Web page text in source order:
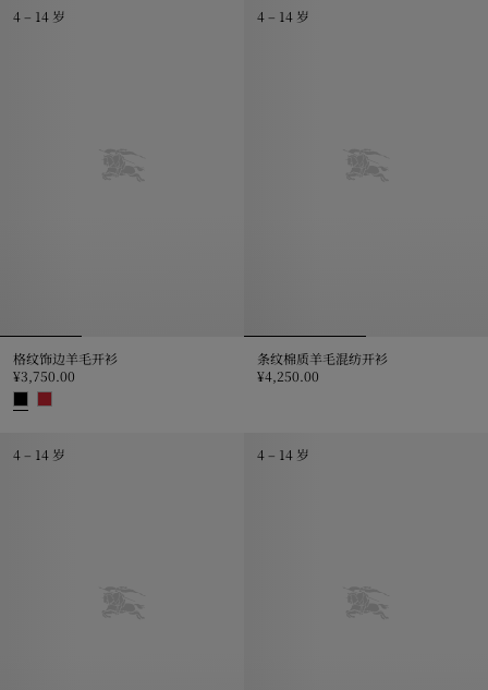
4 – 14 岁
格纹饰边羊毛开衫
¥3,750.00
4 – 14 岁
条纹棉质羊毛混纺开衫
¥4,250.00
4 – 14 岁 4 – 14 岁